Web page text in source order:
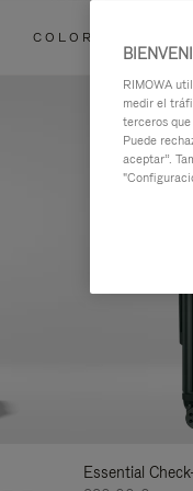
COLOR
Essential
RIMOWA
medir el
terceros
Puede
aceptar”.